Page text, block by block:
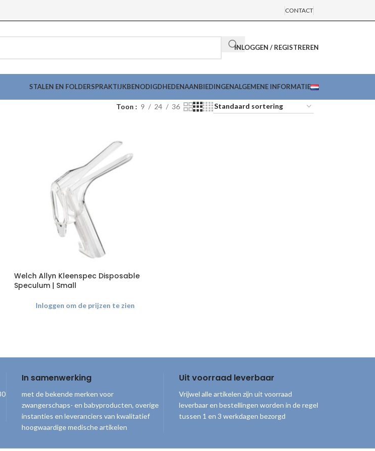
CONTACT
INLOGGEN / REGISTREREN
STALEN EN FOLDERSPRAKTIJKBENODIGDHEDENAANBIEDINGENALGEMENE INFORMATIE
Toon 9 24 36
Welch Allyn Kleenspec Disposable
Speculum | Small
Inloggen om de prijzen te zien
In samenwerking
met de bekende merken voor
zwangerschaps- en babyproducten, overige
instanties en leveranciers van kwalitatief
hoogwaardige medische artikelen
Uit voorraad leverbaar
Vrijwel alle artikelen zijn uit voorraad
leverbaar en bestellingen worden in de regel
tussen 1 en 3 werkdagen bezorgd